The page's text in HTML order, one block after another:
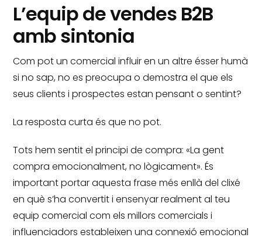
L’equip de vendes B2B
amb sintonia
Com pot un comercial influir en un altre ésser humà
si no sap, no es preocupa o demostra el que els
seus clients i prospectes estan pensant o sentint?
La resposta curta és que no pot.
Tots hem sentit el principi de compra: «La gent
compra emocionalment, no lògicament».És
important portar aquesta frase més enllà del clixé
en què s’ha convertit i ensenyar realment al teu
equip comercial com els millors comercials i
influenciadors estableixen una connexió emocional